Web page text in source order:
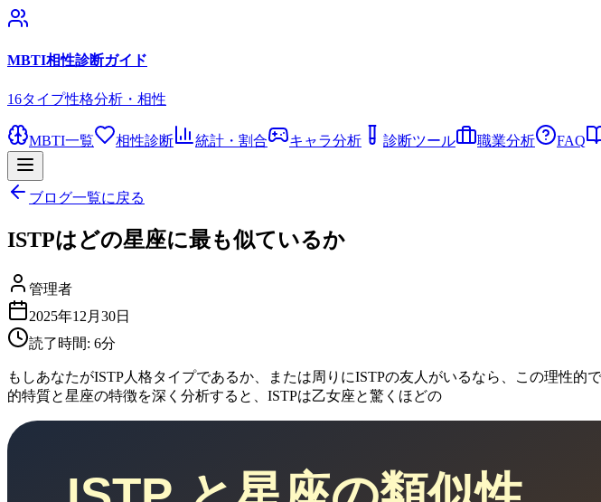
MBTI相性診断ガイド
16タイプ性格分析・相性
MBTI一覧 相性診断 統計・割合 キャラ分析 診断ツール 職業分析 FAQ
ブログ一覧に戻る
ISTPはどの星座に最も似ているか
管理者
2025年12月30日
読了時間: 6分
もしあなたがISTP人格タイプであるか、または周りにISTPの友人がいるなら、この理性
的特質と星座の特徴を深く分析すると、ISTPは乙女座と驚くほどの